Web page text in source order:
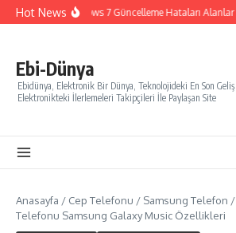
İçeriğe atla
Hot NewsWindows 7 Güncelleme Hataları
Ebi-Dünya
Ebidünya, Elektronik Bir Dünya, Teknolojideki En Son
Elektronikteki İlerlemeleri Takipçileri İle Paylaşan Site
Anasayfa / Cep Telefonu / Samsung Telefon /
Telefonu Samsung Galaxy Music Özellikleri